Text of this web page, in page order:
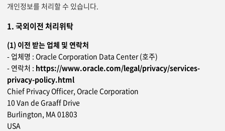
개인정보를 처리할 수 있습니다.
1. 국외이전 처리위탁
(1) 이전 받는 업체 및 연락처
- 업체명 : Oracle Corporation Data Center (호주)
- 연락처 : https://www.oracle.com/legal/privacy/services-
privacy-policy.html
Chief Privacy Officer, Oracle Corporation
10 Van de Graaff Drive
Burlington, MA 01803
USA